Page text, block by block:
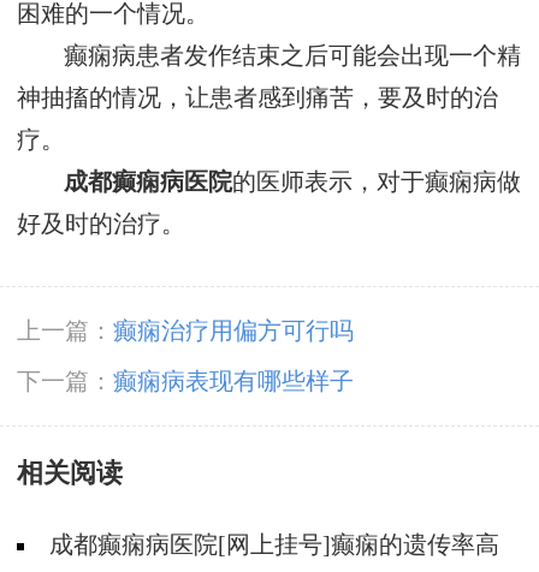
困难的一个情况。
癫痫病患者发作结束之后可能会出现一个精
神抽搐的情况，让患者感到痛苦，要及时的治
疗。
成都癫痫病医院的医师表示，对于癫痫病做
好及时的治疗。
上一篇： 癫痫治疗用偏方可行吗
下一篇： 癫痫病表现有哪些样子
相关阅读
成都癫痫病医院[网上挂号]癫痫的遗传率高